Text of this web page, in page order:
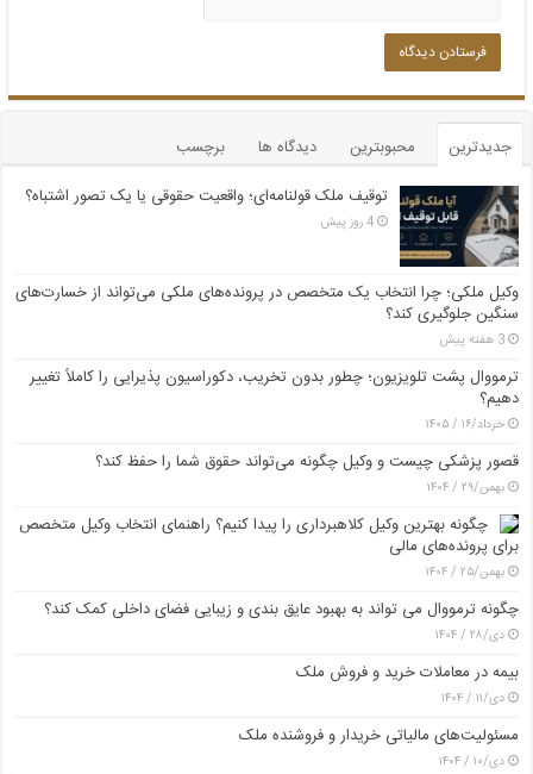
جدیدترین محبوبترین دیدگاه ها
برچسب
توقیف ملک قولنامه‌ای؛ واقعیت حقوقی یا یک تصور اشتباه؟
4 روز پیش
وکیل ملکی؛ چرا انتخاب یک متخصص در پرونده‌های ملکی می‌تواند از خسارت‌های
سنگین جلوگیری کند؟
3 هفته پیش
ترمووال پشت تلویزیون؛ چطور بدون تخریب، دکوراسیون پذیرایی را کاملاً تغییر
دهیم؟
خرداد/۱۶ / ۱۴۰۵
قصور پزشکی چیست و وکیل چگونه می‌تواند حقوق شما را حفظ کند؟
بهمن/۲۹ / ۱۴۰۴
چگونه بهترین وکیل کلاهبرداری را پیدا کنیم؟ راهنمای انتخاب وکیل متخصص
برای پرونده‌های مالی
بهمن/۲۵ / ۱۴۰۴
چگونه ترمووال می تواند به بهبود عایق بندی و زیبایی فضای داخلی کمک کند؟
دی/۲۸ / ۱۴۰۴
بیمه در معاملات خرید و فروش ملک
دی/۱۱ / ۱۴۰۴
مسئولیت‌های مالیاتی خریدار و فروشنده ملک
دی/۱۰ / ۱۴۰۴